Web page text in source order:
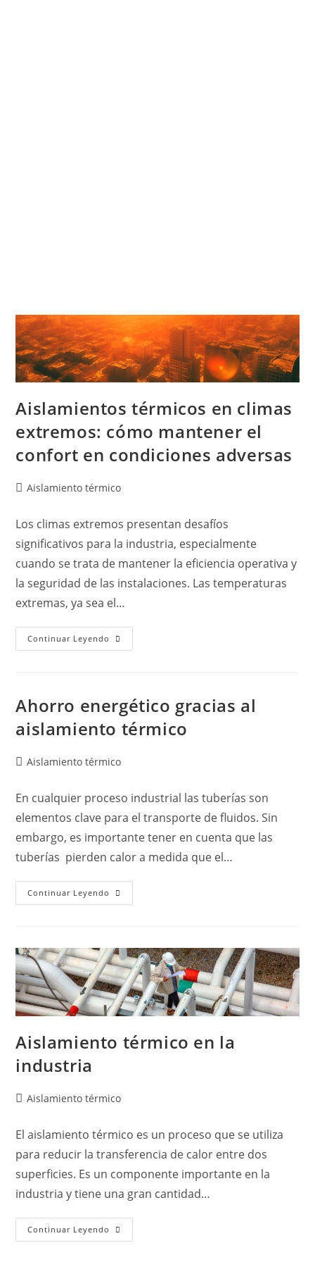
Aislamientos térmicos en climas
extremos: cómo mantener el
confort en condiciones adversas
Aislamiento térmico
Los climas extremos presentan desafíos
significativos para la industria, especialmente
cuando se trata de mantener la eficiencia operativa y
la seguridad de las instalaciones. Las temperaturas
extremas, ya sea el…
Continuar Leyendo
Ahorro energético gracias al
aislamiento térmico
Aislamiento térmico
En cualquier proceso industrial las tuberías son
elementos clave para el transporte de fluidos. Sin
embargo, es importante tener en cuenta que las
tuberías pierden calor a medida que el…
Continuar Leyendo
Aislamiento térmico en la
industria
Aislamiento térmico
El aislamiento térmico es un proceso que se utiliza
para reducir la transferencia de calor entre dos
superficies. Es un componente importante en la
industria y tiene una gran cantidad…
Continuar Leyendo